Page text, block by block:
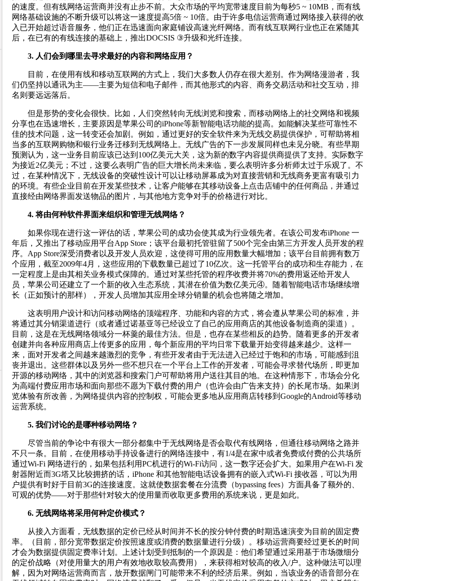
的速度。但有线网络运营商并没有止步不前。大众市场的平均宽带速度目前为每秒5 ~ 10MB，而有线
网络基础设施的不断升级可以将这一速度提高5倍 ~ 10倍。由于许多电信运营商通过网络接入获得的收
入已开始超过语音服务，他们正在迅速面向家庭铺设高速光纤网络。而有线互联网行业也正在紧随其
后，在已有的有线连接的基础上，推出DOCSIS ③升级和光纤连接。
3. 人们会到哪里去寻求最好的内容和网络应用？
目前，在使用有线和移动互联网的方式上，我们大多数人仍存在很大差别。作为网络漫游者，我
们仍坚持以通讯为主——主要为短信和电子邮件，而其他形式的内容、商务交易活动和社交互动，排
名则要远远落后。
但是形势的变化会很快。比如，人们突然转向无线浏览和搜索，而移动网络上的社交网络和视频
分享也在迅速增长，主要原因是苹果公司的iPhone等新智能电话功能的提高。如能解决某些可靠性不
佳的技术问题，这一转变还会加剧。例如，通过更好的安全软件来为无线交易提供保护，可帮助将相
当多的互联网购物和银行业务迁移到无线网络上。无线广告的下一步发展同样也未见分晓。有些早期
预测认为，这一业务目前应该已达到100亿美元大关，这为新的数字内容提供商提供了支持。实际数字
为接近2亿美元；不过，这要么表明广告的巨大增长尚未来临，要么表明许多分析师太过于乐观了。不
过，在某种情况下，无线设备的突破性设计可以让移动屏幕成为对直接营销和无线商务更富有吸引力
的环境。有些企业目前在开发某些技术，让客户能够在其移动设备上点击店铺中的任何商品，并通过
直接经由网络界面发送物品的图片，与其他地方竞争对手的价格进行对比。
4. 将由何种软件界面来组织和管理无线网络？
如果你现在进行这一评估的话，苹果公司的成功会使其成为行业领先者。在该公司发布iPhone 一
年后，又推出了移动应用平台App Store；该平台最初托管驻留了500个完全由第三方开发人员开发的程
序。App Store深受消费者以及开发人员欢迎，这使得可用的应用数量大幅增加；该平台目前拥有数万
个应用，截至2009年4月，这些应用的下载数量已超过了10亿次。这一托管平台的成功和生存能力，在
一定程度上是由其相关业务模式保障的。通过对某些托管的程序收费并将70%的费用返还给开发人
员，苹果公司还建立了一个新的收入生态系统，其潜在价值为数亿美元④。随着智能电话市场继续增
长（正如预计的那样），开发人员增加其应用全球分销量的机会也将随之增加。
这表明用户设计和访问移动网络的顶端程序、功能和内容的方式，将会遵从苹果公司的标准，并
将通过其分销渠道进行（或者通过诺基亚等已经设立了自己的应用商店的其他设备制造商的渠道）。
目前，这是在无线网络领域分一杯羹的最佳方法。但是，也存在某些相反的趋势。随着更多的开发者
创建并向各种应用商店上传更多的应用，每个新应用的平均日常下载量开始变得越来越少。这样一
来，面对开发者之间越来越激烈的竞争，有些开发者由于无法进入已经过于饱和的市场，可能感到沮
丧并退出。这些群体以及另外一些不想只在一个平台上工作的开发者，可能会寻求替代场所，即更加
开源的移动网络，其中的浏览器和搜索门户可帮助将用户送往其目的地。在这种情形下，市场会分化
为高端付费应用市场和面向那些不愿为下载付费的用户（也许会由广告来支持）的长尾市场。如果浏
览体验有所改善，为网络提供内容的控制权，可能会更多地从应用商店转移到Google的Android等移动
运营系统。
5. 我们讨论的是哪种移动网络？
尽管当前的争论中有很大一部分都集中于无线网络是否会取代有线网络，但通往移动网络之路并
不只一条。目前，在使用移动手持设备进行的网络连接中，有1/4是在家中或者免费或付费的公共场所
通过Wi-Fi 网络进行的，如果包括利用PC机进行的Wi-Fi访问，这一数字还会扩大。如果用户在Wi-Fi 发
射器附近而3G塔又比较拥挤的话，iPhone 和其他智能电话设备拥有的嵌入式Wi-Fi 接收器，可以为用
户提供有时好于目前3G的连接速度。这就使数据套餐在分流费（bypassing fees）方面具备了额外的、
可观的优势——对于那些针对较大的使用量而收取更多费用的系统来说，更是如此。
6. 无线网络将采用何种定价模式？
从接入方面看，无线数据的定价已经从时间并不长的按分钟付费的时期迅速演变为目前的固定费
率。（目前，部分宽带数据定价按照速度或消费的数据量进行分级）。移动运营商要经过更长的时间
才会为数据提供固定费率计划。上述计划受到抵制的一个原因是：他们希望通过采用基于市场微细分
的定价战略（对使用量大的用户有效地收取较高费用），来获得相对较高的收入/户。这种做法可以理
解，因为对网络运营商而言，放开数据闸门可能带来不利的经济后果。例如，当该业务的语音部分在